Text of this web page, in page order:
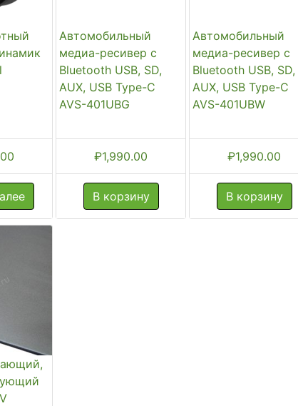
Автомобильный
медиа-ресивер с
Bluetooth USB, SD,
AUX, USB Type-C
AVS-401UBG
₽1,990.00
В корзину
Автомобильный
медиа-ресивер с
Bluetooth USB, SD,
AUX, USB Type-C
AVS-401UBW
₽1,990.00
В корзину